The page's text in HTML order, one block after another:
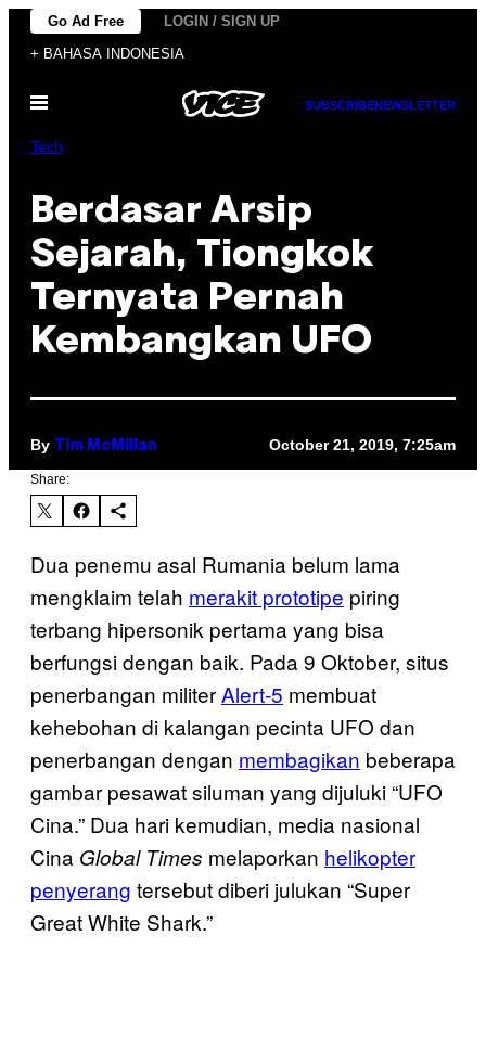
Skip
content
Go Ad Free
LOGIN / SIGN UP
+ BAHASA INDONESIA
Open
SUBSCRIBENEWSLETTER
Tech
Berdasar Arsip
Sejarah, Tiongkok
Ternyata Pernah
Kembangkan UFO
By Tim McMillan October 21, 2019, 7:25am
Share:
Dua penemu asal Rumania belum lama
mengklaim telah merakit prototipe piring
terbang hipersonik pertama yang bisa
berfungsi dengan baik. Pada 9 Oktober, situs
penerbangan militerAlert-5 membuat
kehebohan di kalangan pecinta UFO dan
penerbangan dengan membagikan beberapa
gambar pesawat siluman yang dijuluki “UFO
Cina.” Dua hari kemudian, media nasional
Cina Global Times melaporkan helikopter
penyerang tersebut diberi julukan “Super
Great White Shark.”